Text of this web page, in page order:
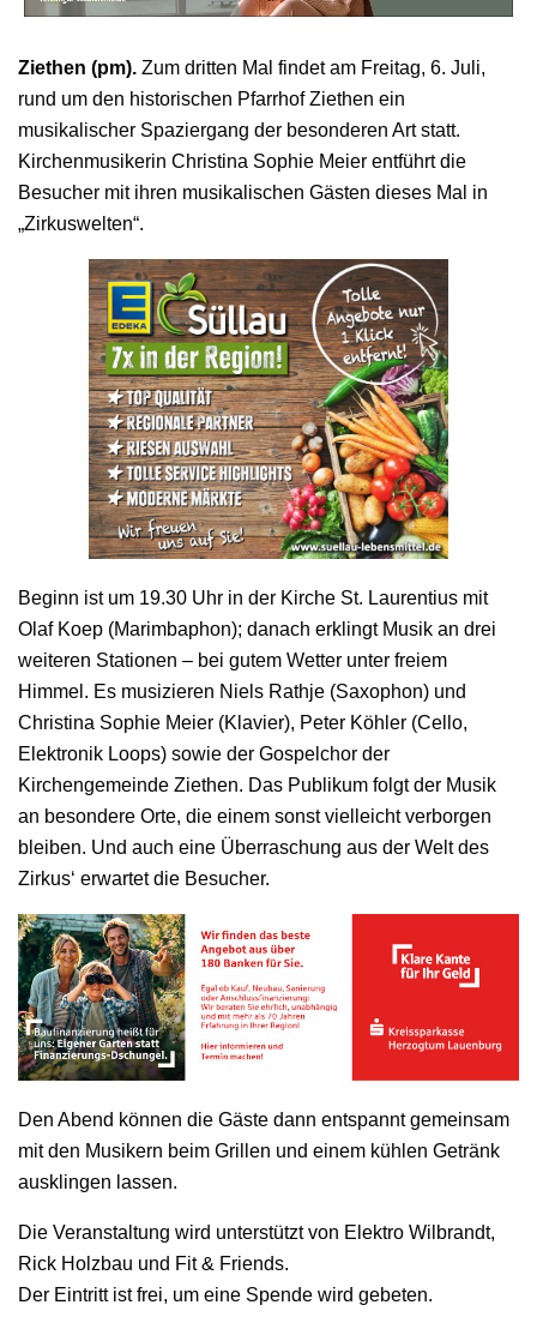
Ziethen (pm). Zum dritten Mal findet am Freitag, 6. Juli,
rund um den historischen Pfarrhof Ziethen ein
musikalischer Spaziergang der besonderen Art statt.
Kirchenmusikerin Christina Sophie Meier entführt die
Besucher mit ihren musikalischen Gästen dieses Mal in
„Zirkuswelten“.
Beginn ist um 19.30 Uhr in der Kirche St. Laurentius mit
Olaf Koep (Marimbaphon); danach erklingt Musik an drei
weiteren Stationen – bei gutem Wetter unter freiem
Himmel. Es musizieren Niels Rathje (Saxophon) und
Christina Sophie Meier (Klavier), Peter Köhler (Cello,
Elektronik Loops) sowie der Gospelchor der
Kirchengemeinde Ziethen. Das Publikum folgt der Musik
an besondere Orte, die einem sonst vielleicht verborgen
bleiben. Und auch eine Überraschung aus der Welt des
Zirkus‘ erwartet die Besucher.
Den Abend können die Gäste dann entspannt gemeinsam
mit den Musikern beim Grillen und einem kühlen Getränk
ausklingen lassen.
Die Veranstaltung wird unterstützt von Elektro Wilbrandt,
Rick Holzbau und Fit & Friends.
Der Eintritt ist frei, um eine Spende wird gebeten.